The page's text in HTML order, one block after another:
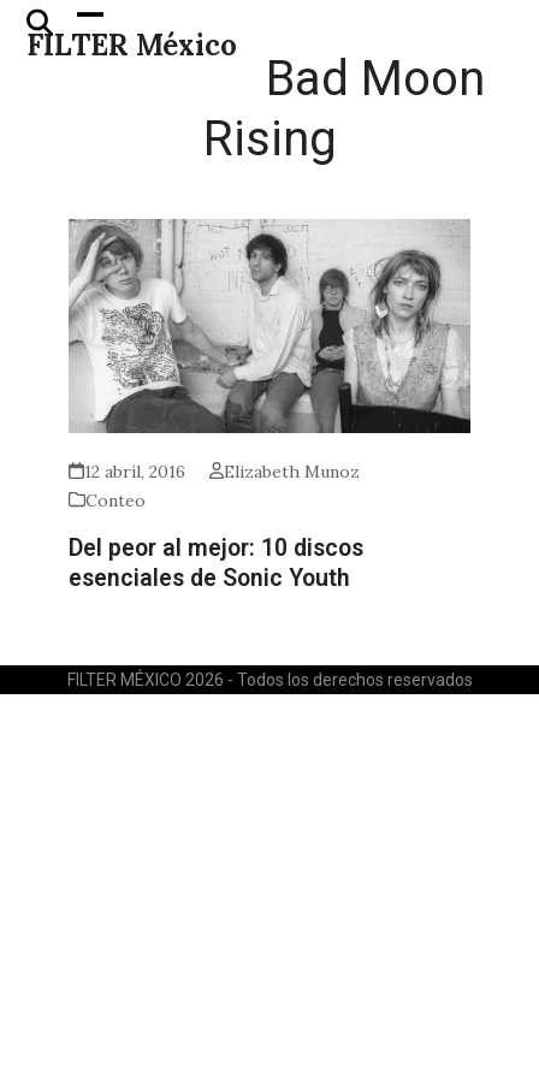
Skip
FILTER México
Open
mobile
Close
mobile
Bad Moon
Rising
12 abril, 2016
Elizabeth Munoz
Conteo
Del peor al mejor: 10 discos
esenciales de Sonic Youth
FILTER MÉXICO 2026 - Todos los derechos reservados